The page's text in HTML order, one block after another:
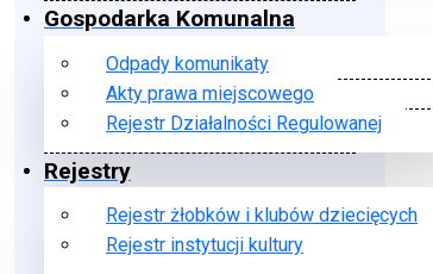
Gospodarka Komunalna
Odpady komunikaty
Akty prawa miejscowego
Rejestr Działalności Regulowanej
Rejestry
Rejestr żłobków i klubów dziecięcych
Rejestr instytucji kultury